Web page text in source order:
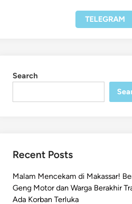
TELEGRAM
Search
Recent Posts
Malam Mencekam di Makassar!
Geng Motor dan Warga Berakhir
Ada Korban Terluka